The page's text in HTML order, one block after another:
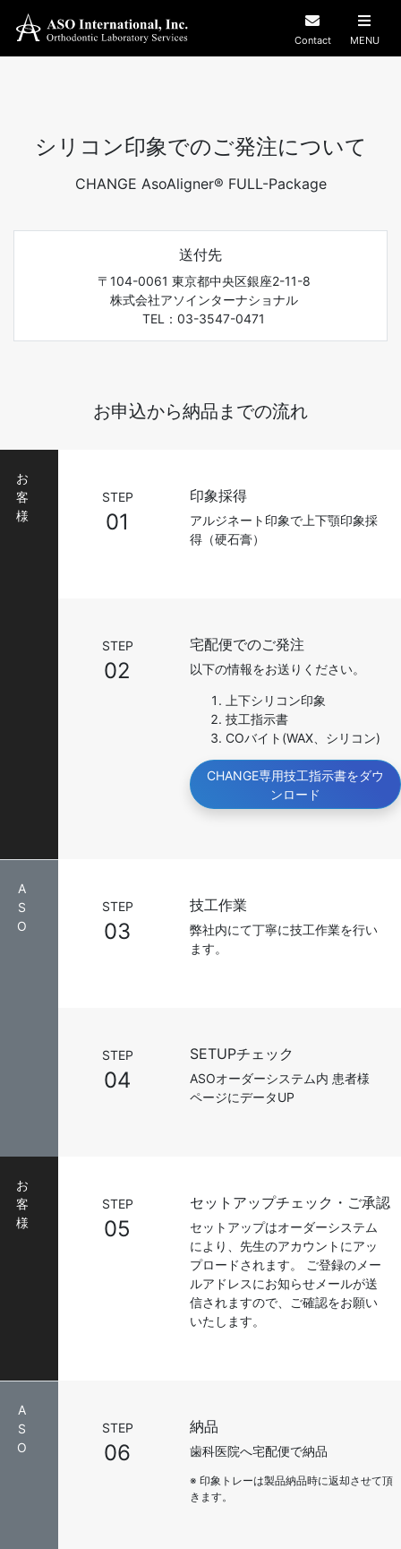
Contact MENU
シリコン印象でのご発注について
CHANGE AsoAligner® FULL-Package
送付先
〒104-0061 東京都中央区銀座2-11-8
株式会社アソインターナショナル
TEL：03-3547-0471
お申込から納品までの流れ
お
客
様
STEP
01
印象採得
アルジネート印象で上下顎印象採
得（硬石膏）
STEP
02
宅配便でのご発注
以下の情報をお送りください。
上下シリコン印象
技工指示書
COバイト(WAX、シリコン)
CHANGE専用技工指示書をダウ
ンロード
A
S
O
STEP
03
技工作業
弊社内にて丁寧に技工作業を行い
ます。
STEP
04
SETUPチェック
ASOオーダーシステム内 患者様
ページにデータUP
お
客
様
STEP
05
セットアップチェック・ご承認
セットアップはオーダーシステム
により、先生のアカウントにアッ
プロードされます。 ご登録のメー
ルアドレスにお知らせメールが送
信されますので、ご確認をお願い
いたします。
A
S
O
STEP
06
納品
歯科医院へ宅配便で納品
※ 印象トレーは製品納品時に返却させて頂
きます。